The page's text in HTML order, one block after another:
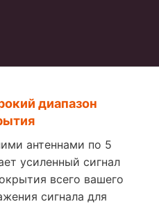
диапазон
антеннами по 5
усиленный сигнал
всего вашего
сигнала для